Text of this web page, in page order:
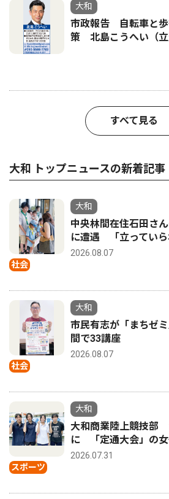
大和
市政報告 自転車と歩
策 北島こうへい（立
すべて見る
大和 トップニュースの新着記事
社会
大和
中央林間在住石田さ
に遭遇 「立っていら
2026.08.07
社会
大和
市民有志が「まちゼ
間で33講座
2026.08.07
スポーツ
大和
大和商業陸上競技部
に 「定通大会」の女
2026.07.31